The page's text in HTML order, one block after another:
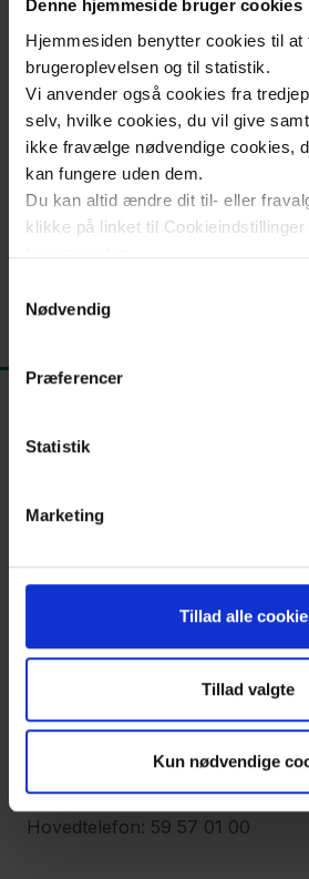
Denne hjemmeside bruger cookies
Hjemmesiden benytter cookies til at
brugeroplevelsen og til statistik.
Vi anvender også cookies fra
selv, hvilke cookies, du vil give
ikke fravælge nødvendige cookies,
kan fungere uden dem.
Du kan altid ændre dit til- eller
klikke på linket til Cookieindstillinger
hjemmesiden.
Læs mere om brugen af cookies på
Læs mere om vores behandling af
her.
Nødvendig
Præferencer
Statistik
Marketing
Tillad alle
Tillad valgte
Kun nødvendige
og
info
Kontakt
og læring.
Oversigt over planlagte
Opdateret
Kontakt os
4400 Kalundborg
Telefon
Hovedtelefon: 59 57 01 00